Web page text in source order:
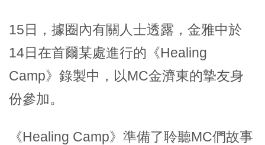
15日，據圈內有關人士透露，金雅中於
14日在首爾某處進行的《Healing
Camp》錄製中，以MC金濟東的摯友身
份參加。
《Healing Camp》準備了聆聽MC們故事